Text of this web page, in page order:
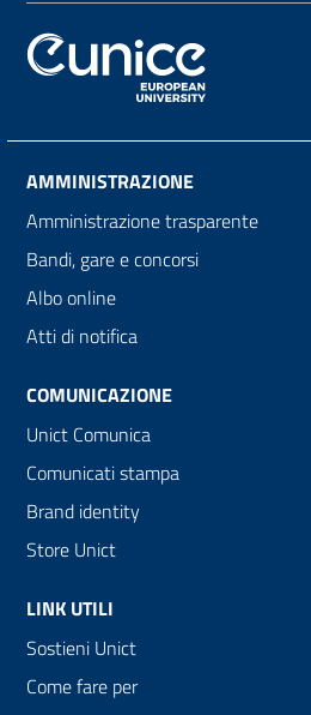
AMMINISTRAZIONE
Amministrazione trasparente
Bandi, gare e concorsi
Albo online
Atti di notifica
COMUNICAZIONE
Unict Comunica
Comunicati stampa
Brand identity
Store Unict
LINK UTILI
Sostieni Unict
Come fare per